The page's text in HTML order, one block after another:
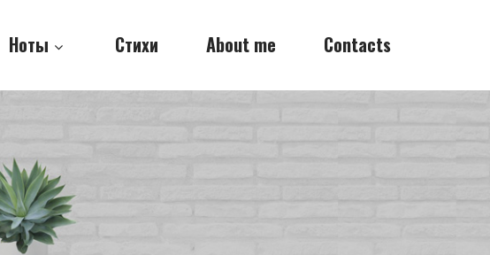
Ноты Стихи About me Contacts